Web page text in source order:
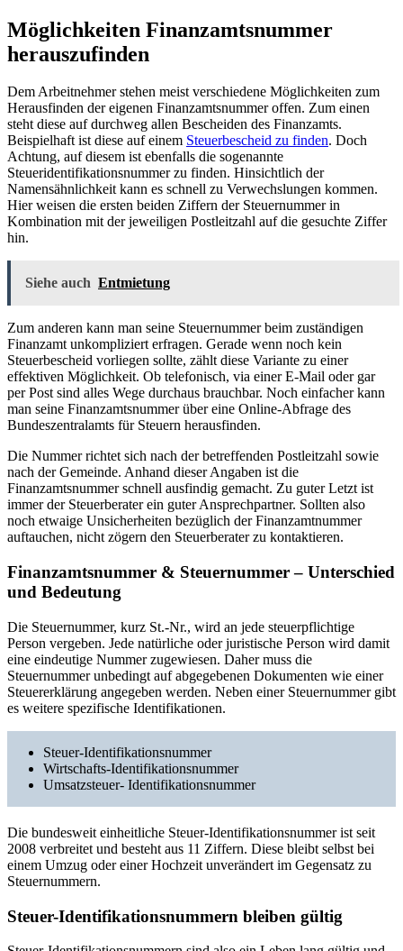
Möglichkeiten Finanzamtsnummer
herauszufinden
Dem Arbeitnehmer stehen meist verschiedene Möglichkeiten zum
Herausfinden der eigenen Finanzamtsnummer offen. Zum einen
steht diese auf durchweg allen Bescheiden des Finanzamts.
Beispielhaft ist diese auf einem Steuerbescheid zu finden. Doch
Achtung, auf diesem ist ebenfalls die sogenannte
Steueridentifikationsnummer zu finden. Hinsichtlich der
Namensähnlichkeit kann es schnell zu Verwechslungen kommen.
Hier weisen die ersten beiden Ziffern der Steuernummer in
Kombination mit der jeweiligen Postleitzahl auf die gesuchte Ziffer
hin.
Siehe auch Entmietung
Zum anderen kann man seine Steuernummer beim zuständigen
Finanzamt unkompliziert erfragen. Gerade wenn noch kein
Steuerbescheid vorliegen sollte, zählt diese Variante zu einer
effektiven Möglichkeit. Ob telefonisch, via einer E-Mail oder gar
per Post sind alles Wege durchaus brauchbar. Noch einfacher kann
man seine Finanzamtsnummer über eine Online-Abfrage des
Bundeszentralamts für Steuern herausfinden.
Die Nummer richtet sich nach der betreffenden Postleitzahl sowie
nach der Gemeinde. Anhand dieser Angaben ist die
Finanzamtsnummer schnell ausfindig gemacht. Zu guter Letzt ist
immer der Steuerberater ein guter Ansprechpartner. Sollten also
noch etwaige Unsicherheiten bezüglich der Finanzamtnummer
auftauchen, nicht zögern den Steuerberater zu kontaktieren.
Finanzamtsnummer & Steuernummer – Unterschied
und Bedeutung
Die Steuernummer, kurz St.-Nr., wird an jede steuerpflichtige
Person vergeben. Jede natürliche oder juristische Person wird damit
eine eindeutige Nummer zugewiesen. Daher muss die
Steuernummer unbedingt auf abgegebenen Dokumenten wie einer
Steuererklärung angegeben werden. Neben einer Steuernummer gibt
es weitere spezifische Identifikationen.
Steuer-Identifikationsnummer
Wirtschafts-Identifikationsnummer
Umsatzsteuer- Identifikationsnummer
Die bundesweit einheitliche Steuer-Identifikationsnummer ist seit
2008 verbreitet und besteht aus 11 Ziffern. Diese bleibt selbst bei
einem Umzug oder einer Hochzeit unverändert im Gegensatz zu
Steuernummern.
Steuer-Identifikationsnummern bleiben gültig